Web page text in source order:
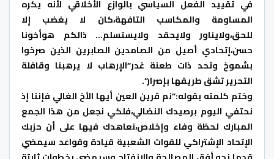
في تقييد الفعل السياسي بالوازع الأخلاقي لأنه يكره
المساومة والمكاسب التافهة،كان لا يغضب إلا
للحق،ولايناور ولايحقد ولايستسلم… ذالكم هوأخونا
حسن،إتحادي أصيل من الصامدين الصابرين الذين صرخوا
بشموخ وتحد ذات طعنة غدر”الإرهاب لا يرهبنا وقافلة
التحرير تشق طريقها بإصرار”.
وختم كلمته بقوله:”نم قرين العين أيها الأخ الغالي فإننا إذ
نحتفي اليوم برصيدك النضالي،فلكي نجعل من هذا الجمع
المبارك لحظة وفاء وإخلاص،نعاهدك فيها على أن حزبك
الإتحاد الإشتراكي للقوات الشعبية قيادة وقواعد سيمضي